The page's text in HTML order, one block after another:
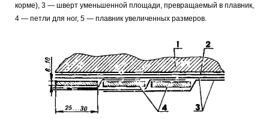
корме), 3 — шверт уменьшенной площади, превращаемый в плавник,
4 — петли для ног, 5 — плавник увеличенных размеров.